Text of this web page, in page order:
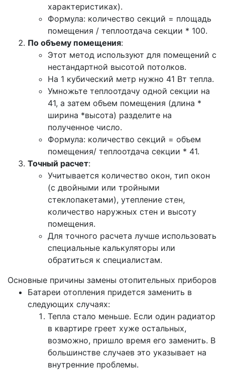
характеристиках).
Формула: количество секций = площадь
помещения / теплоотдача секции * 100.
По объему помещения:
Этот метод используют для помещений с
нестандартной высотой потолков.
На 1 кубический метр нужно 41 Вт тепла.
Умножьте теплоотдачу одной секции на
41, а затем объем помещения (длина *
ширина *высота) разделите на
полученное число.
Формула: количество секций = объем
помещения/ теплоотдача секции * 41.
Точный расчет:
Учитывается количество окон, тип окон
(с двойными или тройными
стеклопакетами), утепление стен,
количество наружных стен и высоту
помещения.
Для точного расчета лучше использовать
специальные калькуляторы или
обратиться к специалистам.
Основные причины замены отопительных приборов
Батареи отопления придется заменить в
следующих случаях:
Тепла стало меньше. Если один радиатор
в квартире греет хуже остальных,
возможно, пришло время его заменить. В
большинстве случаев это указывает на
внутренние проблемы.